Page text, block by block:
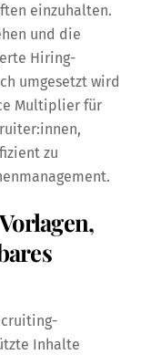
einzuhalten.
und die
Hiring-
umgesetzt wird
Multiplier für
zu
Inhalte